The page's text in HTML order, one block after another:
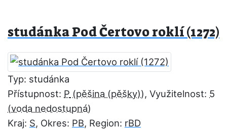
studánka Pod Čertovo roklí (1272)
Typ: studánka
Přístupnost: P , Využitelnost: 5
Kraj: S, Okres: PB, Region: rBD